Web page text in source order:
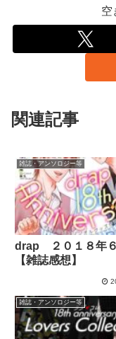
空
関連記事
雑誌・アンソロジー等
drap ２０１８年
【雑誌感想】
雑誌・アンソロジー等